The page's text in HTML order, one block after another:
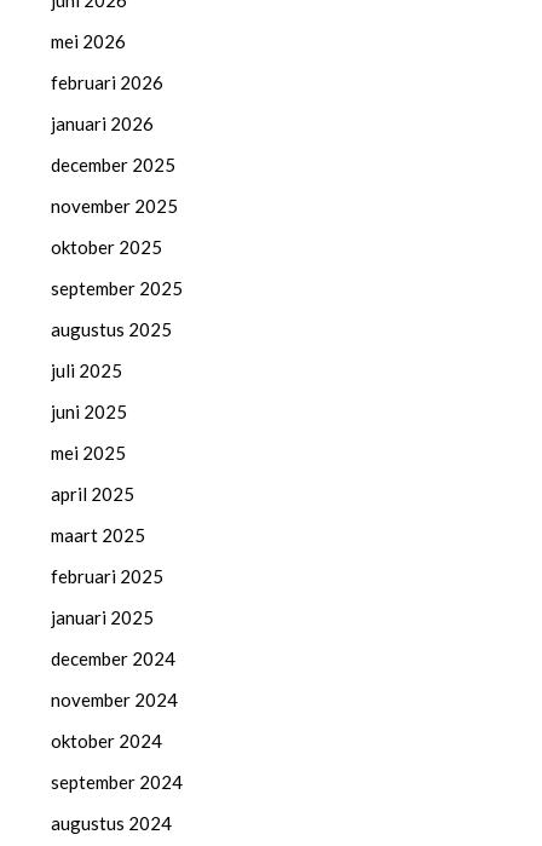
mei 2026
februari 2026
januari 2026
december 2025
november 2025
oktober 2025
september 2025
augustus 2025
juli 2025
juni 2025
mei 2025
april 2025
maart 2025
februari 2025
januari 2025
december 2024
november 2024
oktober 2024
september 2024
augustus 2024